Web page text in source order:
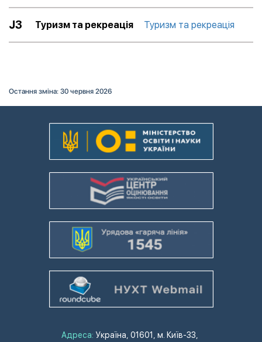
J3 Туризм та рекреація Туризм та рекреація
Остання зміна: 30 червня 2026
Адреса: Україна, 01601, м. Київ-33,